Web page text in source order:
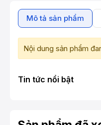
Mô tả sản phẩm
Nội dung sản phẩm
Tin tức nổi bật